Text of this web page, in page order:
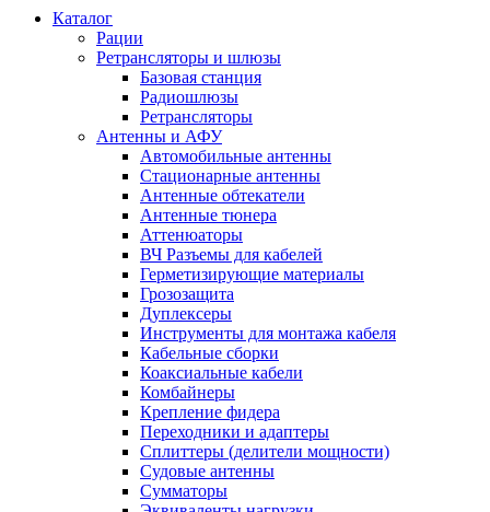
Каталог
Рации
Ретрансляторы и шлюзы
Базовая станция
Радиошлюзы
Ретрансляторы
Антенны и АФУ
Автомобильные антенны
Стационарные антенны
Антенные обтекатели
Антенные тюнера
Аттенюаторы
ВЧ Разъемы для кабелей
Герметизирующие материалы
Грозозащита
Дуплексеры
Инструменты для монтажа кабеля
Кабельные сборки
Коаксиальные кабели
Комбайнеры
Крепление фидера
Переходники и адаптеры
Сплиттеры (делители мощности)
Судовые антенны
Сумматоры